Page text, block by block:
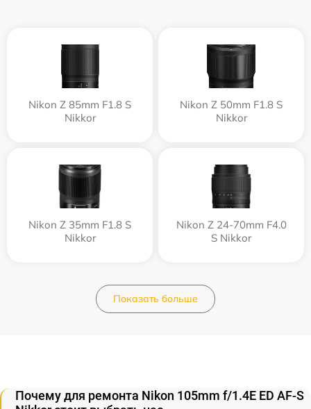
Nikon Z 85mm F1.8 S
Nikkor
Nikon Z 50mm F1.8 S
Nikkor
Nikon Z 35mm F1.8 S
Nikkor
Nikon Z 24-70mm F4.0
S Nikkor
Показать больше
Почему для ремонта Nikon 105mm f/1.4E ED AF-S